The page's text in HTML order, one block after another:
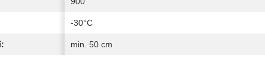
-30°C
min. 50 cm